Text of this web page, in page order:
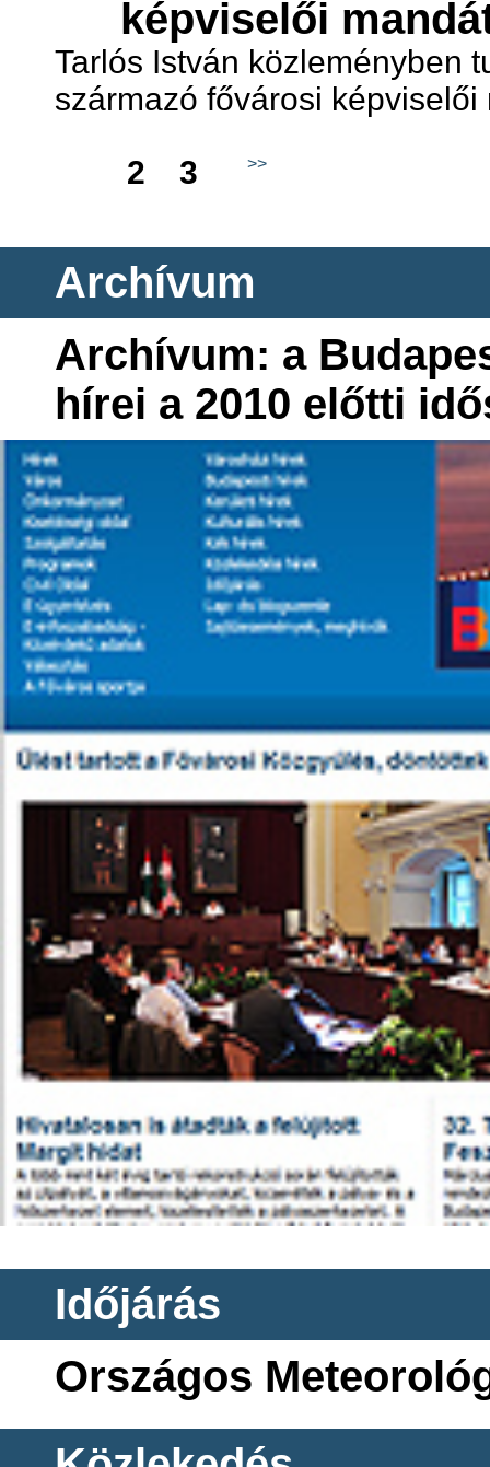
képviselői
Tarlós István közleményben
származó fővárosi
2 3 >>
Archívum
Archívum: a
hírei a 2010 előtti
Időjárás
Országos